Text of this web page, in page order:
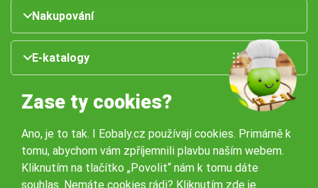
Nakupování
E-katalogy
Naše pobočky:
Zase ty cookies?
Ano, je to tak. I Eobaly.cz používají cookies. Primárně k
tomu, abychom vám zpříjemnili plavbu naším webem.
Kliknutím na tlačítko „Povolit“ nám k tomu dáte
souhlas. Nemáte cookies rádi? Kliknutím zde je